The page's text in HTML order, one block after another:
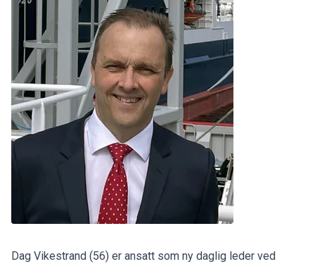
Dag Vikestrand (56) er ansatt som ny daglig leder ved